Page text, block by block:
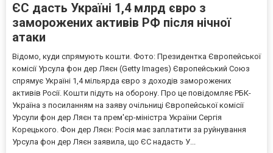
ЄС дасть Україні 1,4 млрд євро з
заморожених активів РФ після нічної
атаки
Відомо, куди спрямують кошти. Фото: Президентка Європейської
комісії Урсула фон дер Ляєн (Getty Images) Європейський Союз
спрямує Україні 1,4 мільярда євро з доходів заморожених
активів Росії. Кошти підуть на оборону. Про це повідомляє РБК-
Україна з посиланням на заяву очільниці Європейської комісії
Урсули фон дер Ляєн та прем'єр-міністра України Сергія
Корецького. Фон дер Ляєн: Росія має заплатити за руйнування
Урсула фон дер Ляєн заявила, що ЄС надасть У...